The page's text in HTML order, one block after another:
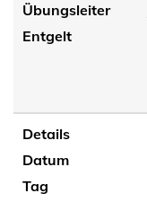
Übungsleiter
Entgelt
Details
Datum
Tag